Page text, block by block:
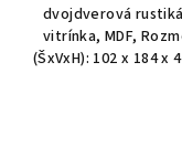
dvojdverová
vitrínka, MDF,
(ŠxVxH): 102 x 184 x